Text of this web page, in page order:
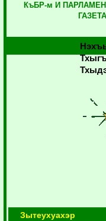
КъБР-м И
Зытеухуахэр